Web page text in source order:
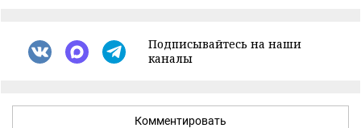
Подписывайтесь на наши
каналы
Комментировать